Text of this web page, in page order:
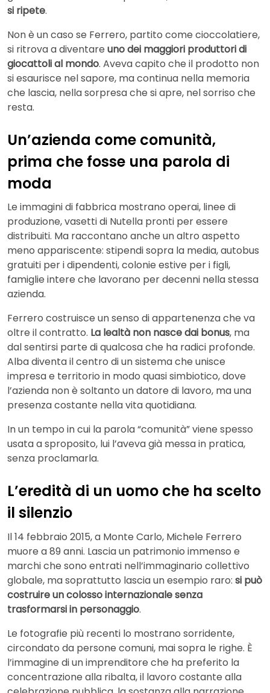
si ripete.
Non è un caso se Ferrero, partito come cioccolatiere,
si ritrova a diventare uno dei maggiori produttori di
giocattoli al mondo. Aveva capito che il prodotto non
si esaurisce nel sapore, ma continua nella memoria
che lascia, nella sorpresa che si apre, nel sorriso che
resta.
Un’azienda come comunità,
prima che fosse una parola di
moda
Le immagini di fabbrica mostrano operai, linee di
produzione, vasetti di Nutella pronti per essere
distribuiti. Ma raccontano anche un altro aspetto
meno appariscente: stipendi sopra la media, autobus
gratuiti per i dipendenti, colonie estive per i figli,
famiglie intere che lavorano per decenni nella stessa
azienda.
Ferrero costruisce un senso di appartenenza che va
oltre il contratto. La lealtà non nasce dai bonus, ma
dal sentirsi parte di qualcosa che ha radici profonde.
Alba diventa il centro di un sistema che unisce
impresa e territorio in modo quasi simbiotico, dove
l’azienda non è soltanto un datore di lavoro, ma una
presenza costante nella vita quotidiana.
In un tempo in cui la parola “comunità” viene spesso
usata a sproposito, lui l’aveva già messa in pratica,
senza proclamarla.
L’eredità di un uomo che ha scelto
il silenzio
Il 14 febbraio 2015, a Monte Carlo, Michele Ferrero
muore a 89 anni. Lascia un patrimonio immenso e
marchi che sono entrati nell’immaginario collettivo
globale, ma soprattutto lascia un esempio raro: si può
costruire un colosso internazionale senza
trasformarsi in personaggio.
Le fotografie più recenti lo mostrano sorridente,
circondato da persone comuni, mai sopra le righe. È
l’immagine di un imprenditore che ha preferito la
concentrazione alla ribalta, il lavoro costante alla